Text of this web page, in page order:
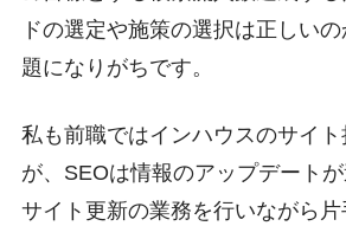
ドの選定や施策の選択は正しい
題になりがちです。
私も前職ではインハウスのサイ
が、SEOは情報のアップデート
サイト更新の業務を行いながら